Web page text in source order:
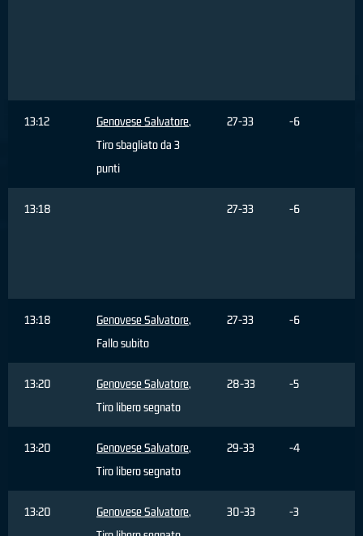
13:12 Genovese Salvatore,
Tiro sbagliato da 3
punti
27-33 -6
13:18 27-33 -6
13:18 Genovese Salvatore,
Fallo subito
27-33 -6
13:20 Genovese Salvatore,
Tiro libero segnato
28-33 -5
13:20 Genovese Salvatore,
Tiro libero segnato
29-33 -4
13:20 Genovese Salvatore,
30-33 -3